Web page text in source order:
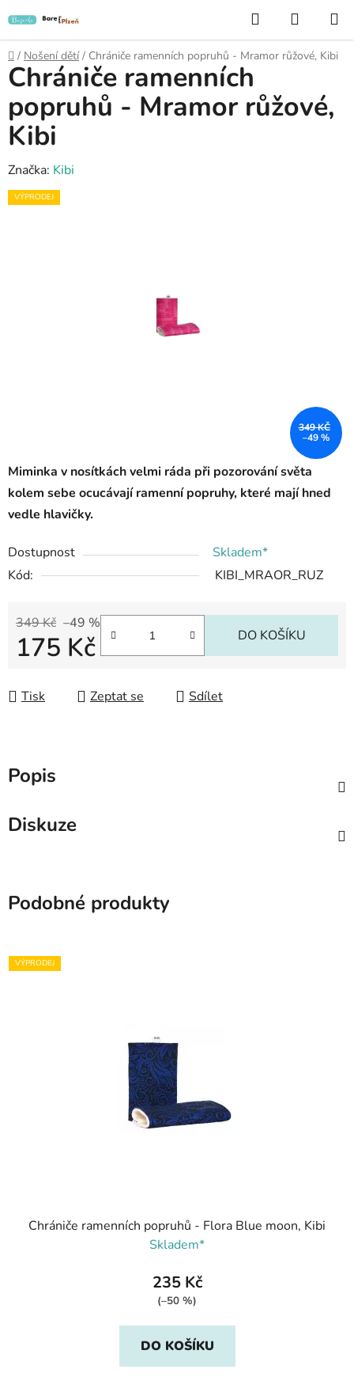
na
obsah
Hledat
KOŠÍK
Domů
/ Nošení dětí / Chrániče ramenních popruhů - Mramor růžové, Kibi
Miminka v nosítkách velmi ráda při pozorování světa
kolem sebe ocucávají ramenní popruhy, které mají hned
vedle hlavičky.
Dostupnost
Skladem*
Kód:
KIBI_MRAOR_RUZ
349 Kč –49 %
175 Kč DO KOŠÍKU
Tisk Zeptat se Sdílet
Chrániče ramenních
popruhů - Mramor růžové,
Kibi
Značka: Kibi
VÝPRODEJ
349 KČ
–49 %
Popis
Diskuze
Podobné produkty
VÝPRODEJ
Chrániče ramenních popruhů - Flora Blue moon, Kibi
Skladem*
235 Kč
(–50 %)
DO KOŠÍKU